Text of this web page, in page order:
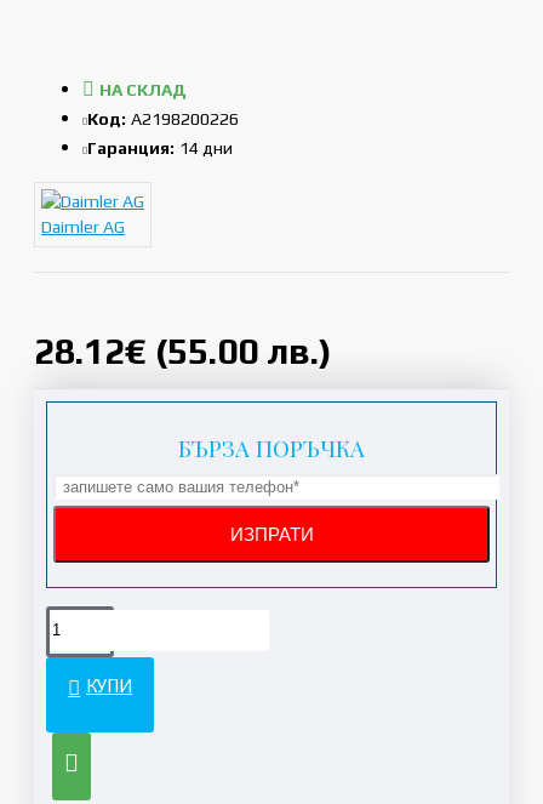
28.12€ (55.00 лв.)
НА СКЛАД
Код: A2198200226
Гаранция: 14 дни
Daimler AG
БЪРЗА ПОРЪЧКА
КУПИ